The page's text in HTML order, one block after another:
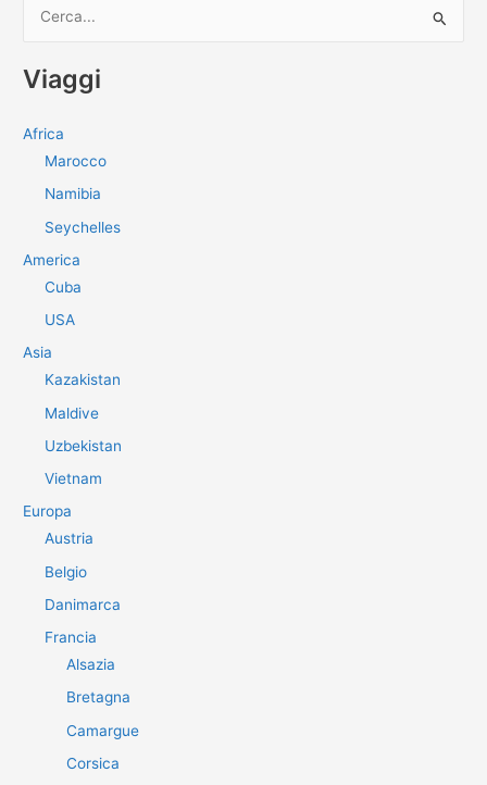
c
Viaggi
Africa
Marocco
Namibia
Seychelles
America
Cuba
USA
Asia
Kazakistan
Maldive
Uzbekistan
Vietnam
Europa
Austria
Belgio
Danimarca
Francia
Alsazia
Bretagna
Camargue
Corsica